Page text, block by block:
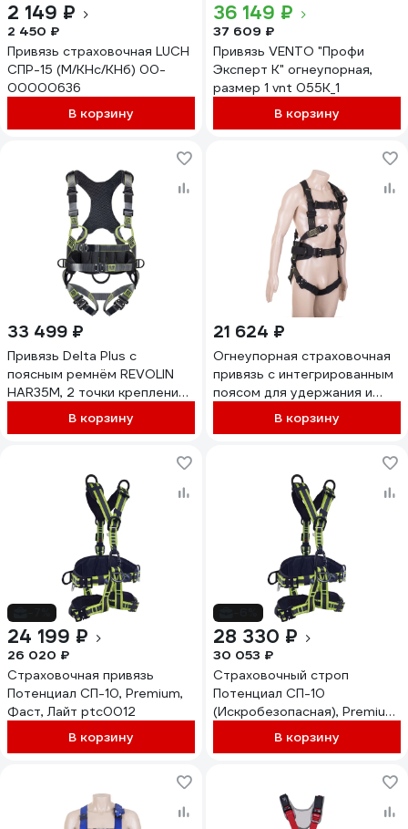
2 149 ₽
2 450 ₽
Привязь страховочная LUCH
СПР-15 (M/КНс/КНб) 00-
00000636
В корзину
36 149 ₽
37 609 ₽
Привязь VENTO "Профи
Эксперт К" огнеупорная,
размер 1 vnt 055К_1
В корзину
33 499 ₽
Привязь Delta Plus с
поясным ремнём REVOLIN
HAR35M, 2 точки крепления,
для защиты от падений,
размер XL/XXL HAR35MXX
В корзину
21 624 ₽
Огнеупорная страховочная
привязь с интегрированным
поясом для удержания и
позиционирования Alpsafe
В корзину
24 199 ₽
26 020 ₽
Страховочная привязь
Потенциал СП-10, Premium,
Фаст, Лайт ptc0012
В корзину
28 330 ₽
30 053 ₽
Страховочный строп
Потенциал СП-10
(Искробезопасная), Premium,
Фаст, Лайт ptc0081
В корзину